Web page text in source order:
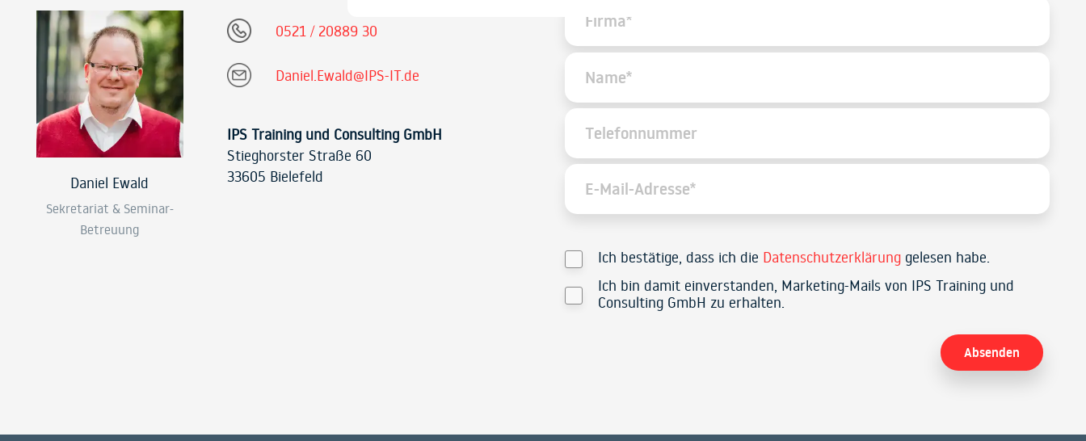
Daniel Ewald
Sekretariat & Seminar-
Betreuung
0521 / 20889 30
Daniel.Ewald@IPS-IT.de
IPS Training und Consulting GmbH
Stieghorster Straße 60
33605 Bielefeld
Ich bestätige, dass ich die Datenschutzerklärung gelesen habe.
Ich bin damit einverstanden, Marketing-Mails von IPS Training und
Consulting GmbH zu erhalten.